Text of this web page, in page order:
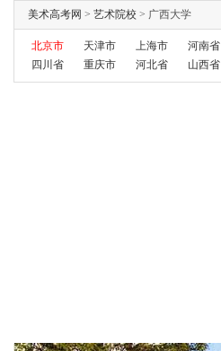
美术高考网 > 艺术院校 > 广西大学
北京市 天津市 上海市 河南省
四川省
重庆市 河北省 山西省